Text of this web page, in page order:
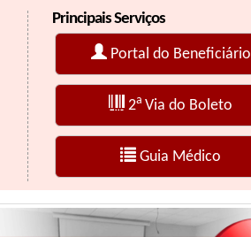
Principais Serviços
Portal do Beneficiário
2aVia do Boleto
Guia Médico